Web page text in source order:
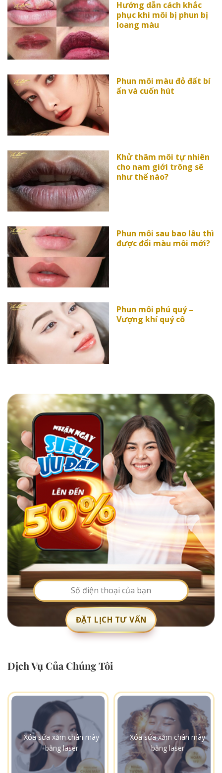
Hướng dẫn cách khắc
phục khi môi bị phun bị
loang màu
Phun môi màu đỏ đất bí
ẩn và cuốn hút
Khử thâm môi tự nhiên
cho nam giới trông sẽ
như thế nào?
Phun môi sau bao lâu thì
được đổi màu môi mới?
Phun môi phú quý –
Vượng khí quý cô
Dịch Vụ Của Chúng Tôi
Xóa sửa xăm chân mày
bằng laser
Xóa sửa xăm chân mày
bằng laser